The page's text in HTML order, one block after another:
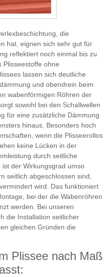
die
hat, eignen sich sehr gut für
reflektiert noch einmal bis zu
Plisseestoffe ohne
lassen sich deutliche
und obendrein beim
wabenförmigen Röhren der
sowohl bei den Schallwellen
für eine zusätzliche Dämmung
hinaus. Besonders hoch
wenn die Plisseerollos
keine Lücken in der
durch seitliche
ist der Wirkungsgrad umso
seitlich abgeschlossen sind,
wird. Das funktioniert
bei der die Wabenröhren
werden. Bei unseren
die Installation seitlicher
gleichen Gründen die
Plissee nach Maß